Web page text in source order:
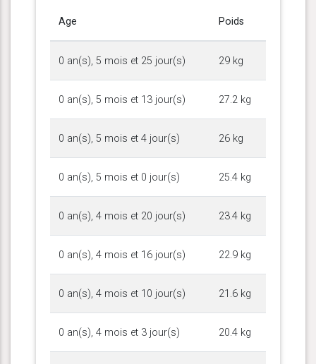
Age Poids
0 an(s), 5 mois et 25 jour(s) 29 kg
0 an(s), 5 mois et 13 jour(s) 27.2 kg
0 an(s), 5 mois et 4 jour(s) 26 kg
0 an(s), 5 mois et 0 jour(s) 25.4 kg
0 an(s), 4 mois et 20 jour(s) 23.4 kg
0 an(s), 4 mois et 16 jour(s) 22.9 kg
0 an(s), 4 mois et 10 jour(s) 21.6 kg
0 an(s), 4 mois et 3 jour(s) 20.4 kg